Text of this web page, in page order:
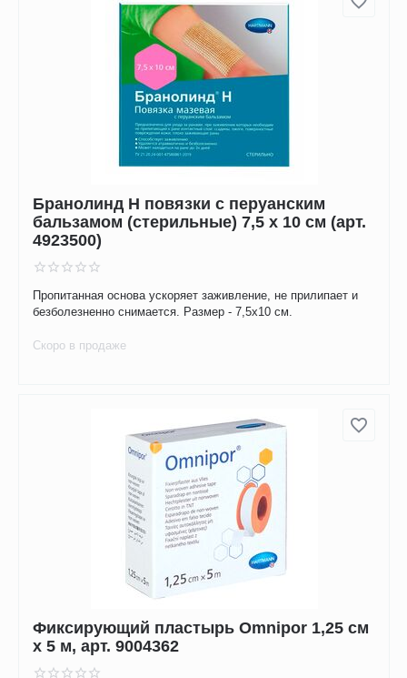
Бранолинд Н повязки с перуанским
бальзамом (стерильные) 7,5 х 10 см (арт.
4923500)
Пропитанная основа ускоряет заживление, не прилипает и
безболезненно снимается. Размер - 7,5х10 см.
Скоро в продаже
Фиксирующий пластырь Omnipor 1,25 см
х 5 м, арт. 9004362